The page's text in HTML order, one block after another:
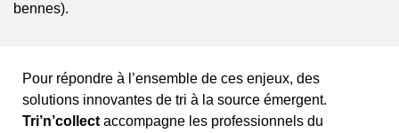
bennes).
Pour répondre à l’ensemble de ces enjeux, des
solutions innovantes de tri à la source émergent.
Tri’n’collect accompagne les professionnels du